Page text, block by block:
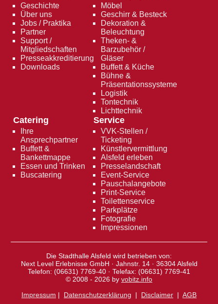
Geschichte
Über uns
Jobs / Praktika
Partner
Support /
Mitgliedschaften
Presseakkreditierung
Downloads
Möbel
Geschirr & Besteck
Dekoration &
Beleuchtung
Theken- &
Barzubehör /
Gläser
Buffett & Küche
Bühne &
Präsentationssysteme
Logistik
Tontechnik
Lichttechnik
Catering
Ihre
Ansprechpartner
Buffett &
Bankettmappe
Essen und Trinken
Buscatering
Service
VVK-Stellen /
Ticketing
Künstlervermittlung
Alsfeld erleben
Presselandschaft
Event-Service
Pauschalangebote
Print-Service
Toilettenservice
Parkplätze
Fotografie
Impressionen
Die Stadthalle Alsfeld wird betrieben von:
Next Level Erlebnisse GmbH · Jahnstr. 14 · 36304 Alsfeld
Telefon: (06631) 7769-40 · Telefax: (06631) 7769-41
© 2008 - 2026 by vobitz.info
Impressum | Datenschutzerklärung | Disclaimer | AGB